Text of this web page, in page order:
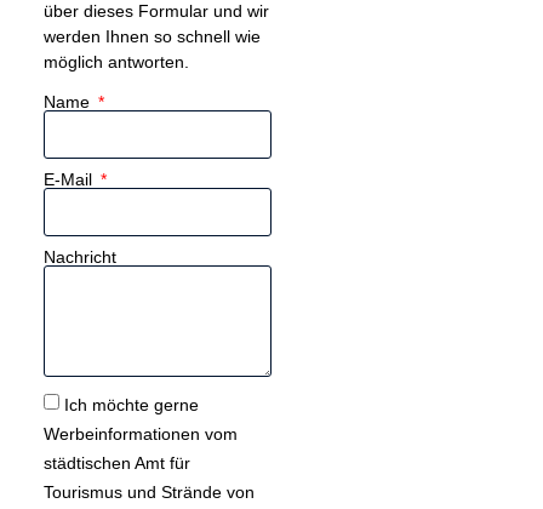
über dieses Formular und wir
werden Ihnen so schnell wie
möglich antworten.
Name
E-Mail
Nachricht
Ich möchte gerne
Werbeinformationen vom
städtischen Amt für
Tourismus und Strände von